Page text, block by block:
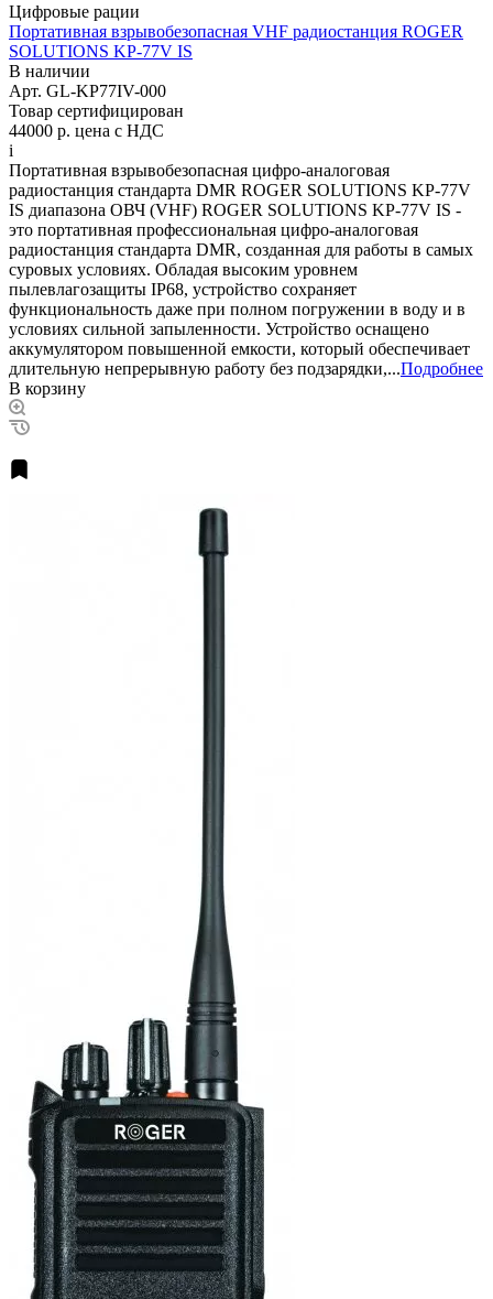
Цифровые рации
Портативная взрывобезопасная VHF радиостанция ROGER
SOLUTIONS KP-77V IS
В наличии
Арт. GL-KP77IV-000
Товар сертифицирован
44000 р. цена с НДС
i
Портативная взрывобезопасная цифро-аналоговая
радиостанция стандарта DMR ROGER SOLUTIONS KP-77V
IS диапазона ОВЧ (VHF) ROGER SOLUTIONS KP-77V IS -
это портативная профессиональная цифро-аналоговая
радиостанция стандарта DMR, созданная для работы в самых
суровых условиях. Обладая высоким уровнем
пылевлагозащиты IP68, устройство сохраняет
функциональность даже при полном погружении в воду и в
условиях сильной запыленности. Устройство оснащено
аккумулятором повышенной емкости, который обеспечивает
длительную непрерывную работу без подзарядки,...Подробнее
В корзину